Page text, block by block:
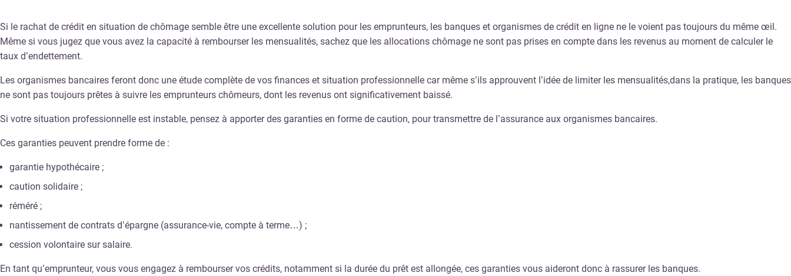
Si le rachat de crédit en situation de chômage semble être une excellente solution pour les emprunteurs, les banques et organismes de crédit en ligne ne le voient pas toujours du même œil.
Même si vous jugez que vous avez la capacité à rembourser les mensualités, sachez que les allocations chômage ne sont pas prises en compte dans les revenus au moment de calculer le
taux d’endettement.
Les organismes bancaires feront donc une étude complète de vos finances et situation professionnelle car même s’ils approuvent l’idée de limiter les mensualités,dans la pratique, les banques
ne sont pas toujours prêtes à suivre les emprunteurs chômeurs, dont les revenus ont significativement baissé.
Si votre situation professionnelle est instable, pensez à apporter des garanties en forme de caution, pour transmettre de l’assurance aux organismes bancaires.
Ces garanties peuvent prendre forme de :
garantie hypothécaire ;
caution solidaire ;
réméré ;
nantissement de contrats d’épargne (assurance-vie, compte à terme…) ;
cession volontaire sur salaire.
En tant qu’emprunteur, vous vous engagez à rembourser vos crédits, notamment si la durée du prêt est allongée, ces garanties vous aideront donc à rassurer les banques.